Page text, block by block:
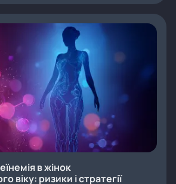
в жінок
віку: ризики і стратегії